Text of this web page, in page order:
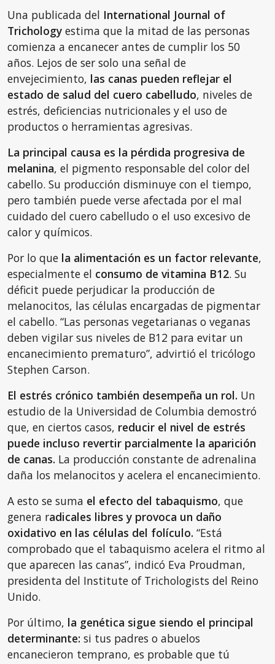
Una publicada del International Journal of
Trichology estima que la mitad de las personas
comienza a encanecer antes de cumplir los 50
años. Lejos de ser solo una señal de
envejecimiento, las canas pueden reflejar el
estado de salud del cuero cabelludo, niveles de
estrés, deficiencias nutricionales y el uso de
productos o herramientas agresivas.
La principal causa es la pérdida progresiva de
melanina, el pigmento responsable del color del
cabello. Su producción disminuye con el tiempo,
pero también puede verse afectada por el mal
cuidado del cuero cabelludo o el uso excesivo de
calor y químicos.
Por lo que la alimentación es un factor relevante,
especialmente el consumo de vitamina B12. Su
déficit puede perjudicar la producción de
melanocitos, las células encargadas de pigmentar
el cabello. “Las personas vegetarianas o veganas
deben vigilar sus niveles de B12 para evitar un
encanecimiento prematuro”, advirtió el tricólogo
Stephen Carson.
El estrés crónico también desempeña un rol. Un
estudio de la Universidad de Columbia demostró
que, en ciertos casos, reducir el nivel de estrés
puede incluso revertir parcialmente la aparición
de canas. La producción constante de adrenalina
daña los melanocitos y acelera el encanecimiento.
A esto se suma el efecto del tabaquismo, que
genera radicales libres y provoca un daño
oxidativo en las células del folículo. “Está
comprobado que el tabaquismo acelera el ritmo al
que aparecen las canas”, indicó Eva Proudman,
presidenta del Institute of Trichologists del Reino
Unido.
Por último, la genética sigue siendo el principal
determinante: si tus padres o abuelos
encanecieron temprano, es probable que tú